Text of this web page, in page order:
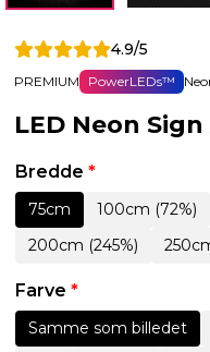
4.9/5
PREMIUM PowerLEDs™
LED Neon
Bredde *
75cm 100cm (72%)
200cm (245%)
Farve *
Samme som billedet